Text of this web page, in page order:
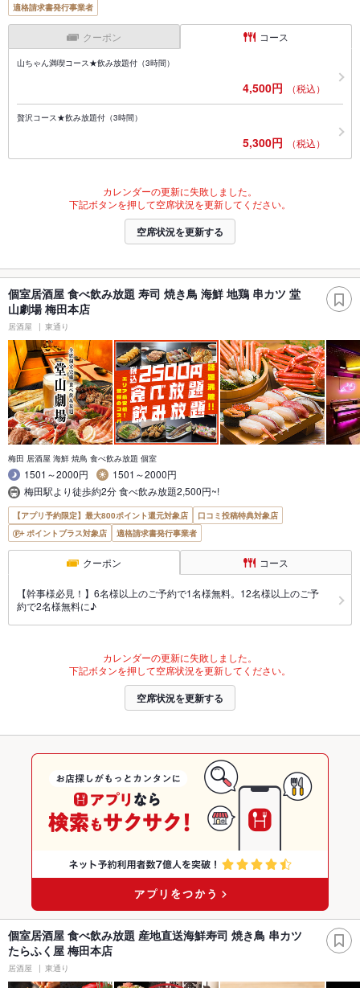
適格請求書発行事業者
クーポン コース
山ちゃん満喫コース★飲み放題付（3時間）
4,500円 （税込）
贅沢コース★飲み放題付（3時間）
5,300円 （税込）
カレンダーの更新に失敗しました。
下記ボタンを押して空席状況を更新してください。
空席状況を更新する
個室居酒屋 食べ飲み放題 寿司 焼き鳥 海鮮 地鶏 串カツ 堂
山劇場 梅田本店
居酒屋 東通り
梅田 居酒屋 海鮮 焼鳥 食べ飲み放題 個室
1501～2000円
1501～2000円
梅田駅より徒歩約2分 食べ飲み放題2,500円~!
【アプリ予約限定】最大800ポイント還元対象店
口コミ投稿特典対象店
ポイントプラス対象店
適格請求書発行事業者
クーポン コース
【幹事様必見！】6名様以上のご予約で1名様無料。12名様以上のご予
約で2名様無料に♪
カレンダーの更新に失敗しました。
下記ボタンを押して空席状況を更新してください。
空席状況を更新する
個室居酒屋 食べ飲み放題 産地直送海鮮寿司 焼き鳥 串カツ
たらふく屋 梅田本店
居酒屋 東通り